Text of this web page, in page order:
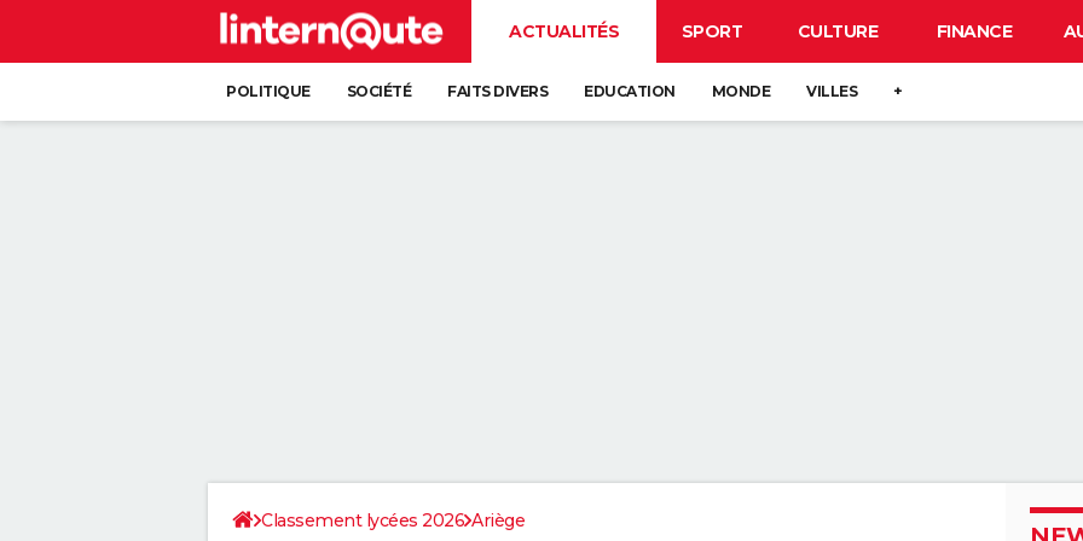
ACTUALITÉS SPORT CULTURE FINANCE
POLITIQUE SOCIÉTÉ FAITS DIVERS EDUCATION MONDE VILLES +
Classement lycées 2026 Ariège